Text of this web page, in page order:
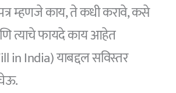
म्हणजे काय, ते कधी करावे, कसे
त्याचे फायदे काय आहेत
in India) याबद्दल सविस्तर